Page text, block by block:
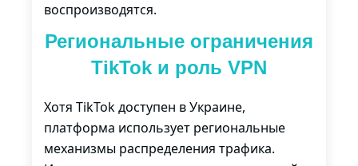
воспроизводятся.
Региональные ограничения
TikTok и роль VPN
Хотя TikTok доступен в Украине,
платформа использует региональные
механизмы распределения трафика.